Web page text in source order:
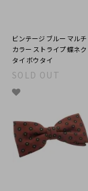
ビンテージ ブルー マルチ
カラー ストライプ 蝶ネク
タイ ボウタイ
SOLD OUT